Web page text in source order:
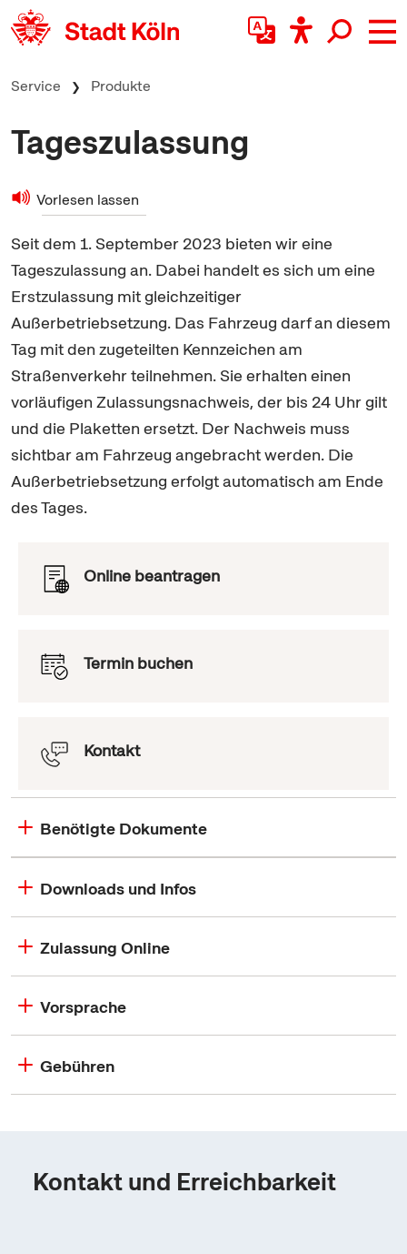
zum Inhalt springen
Service Produkte
Tageszulassung
Vorlesen lassen
Seit dem 1. September 2023 bieten wir eine
Tageszulassung an. Dabei handelt es sich um eine
Erstzulassung mit gleichzeitiger
Außerbetriebsetzung. Das Fahrzeug darf an diesem
Tag mit den zugeteilten Kennzeichen am
Straßenverkehr teilnehmen. Sie erhalten einen
vorläufigen Zulassungsnachweis, der bis 24 Uhr gilt
und die Plaketten ersetzt. Der Nachweis muss
sichtbar am Fahrzeug angebracht werden. Die
Außerbetriebsetzung erfolgt automatisch am Ende
des Tages.
Online beantragen
Termin buchen
Kontakt
Benötigte Dokumente
Downloads und Infos
Zulassung Online
Vorsprache
Gebühren
Kontakt und Erreichbarkeit